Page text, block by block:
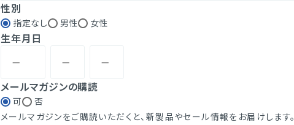
性別
指定なし 男性 女性
生年月日
メールマガジンの購読
可
否
メールマガジンをご購読いただくと、新製品やセール情報をお届けします。